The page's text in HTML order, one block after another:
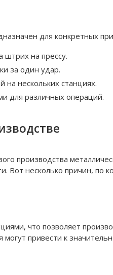
для конкретных
на прессу.
за один удар.
на нескольких станциях.
для различных операций.
производства
Вот несколько причин, по
что позволяет
привести к